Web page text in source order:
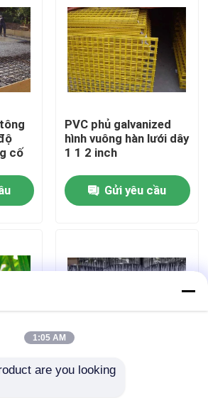
nhà máy
rộng
lỗ
cố
PVC phủ galvanized
hình vuông hàn lưới dây
1 1 2 inch
Gửi yêu cầu
5m Roll Length Welded
1:05 AM
are you looking